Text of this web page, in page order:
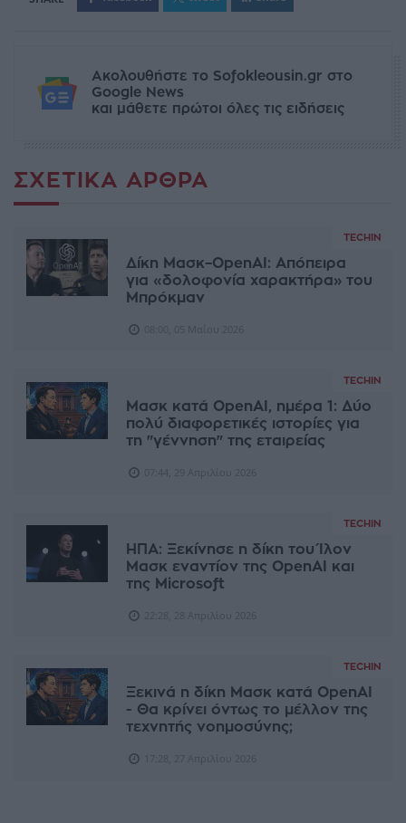
Ακολουθήστε το Sofokleousin.gr στο
Google News
και μάθετε πρώτοι όλες τις ειδήσεις
ΣΧΕΤΙΚΆ ΆΡΘΡΑ
TECHIN
Δίκη Μασκ–OpenAI: Απόπειρα
για «δολοφονία χαρακτήρα» του
Μπρόκμαν
TECHIN
Μασκ κατά OpenAI, ημέρα 1: Δύο
πολύ διαφορετικές ιστορίες για
τη "γέννηση" της εταιρείας
TECHIN
ΗΠΑ: Ξεκίνησε η δίκη του Ίλον
Μασκ εναντίον της OpenAI και
της Microsoft
TECHIN
Ξεκινά η δίκη Μασκ κατά OpenAI
- Θα κρίνει όντως το μέλλον της
τεχνητής νοημοσύνης;